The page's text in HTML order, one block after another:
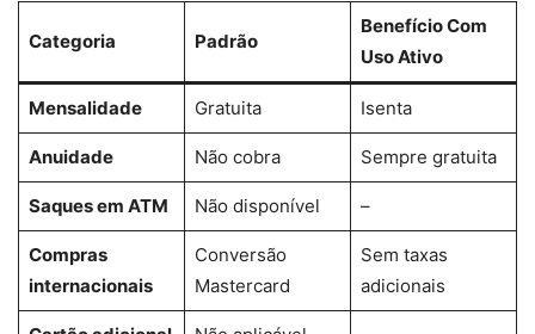
Categoria Padrão
Benefício Com
Uso Ativo
Mensalidade Gratuita Isenta
Anuidade Não cobra Sempre gratuita
Saques em ATM Não disponível –
Compras
internacionais
Conversão
Mastercard
Sem taxas
adicionais